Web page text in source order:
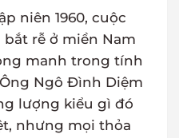
niên 1960, cuộc
rễ ở miền Nam
manh trong tính
Ngô Đình Diệm
lượng kiểu gì đó
nhưng mọi thỏa